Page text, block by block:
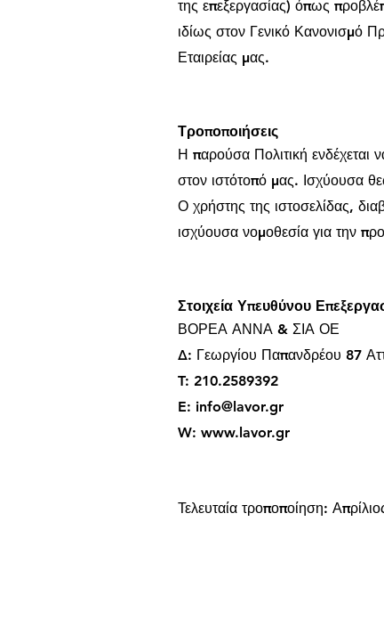
της επεξεργασίας) όπως
ιδίως στον Γενικό Κανονισμό
Εταιρείας μας.
Τροποποιήσεις
Η παρούσα Πολιτική ενδέχεται
στον ιστότοπό μας. Ισχύουσα
Ο χρήστης της ιστοσελίδας,
ισχύουσα νομοθεσία για την
Στοιχεία Υπευθύνου
ΒΟΡΕΑ ΑΝΝΑ & ΣΙΑ ΟΕ
Δ: Γεωργίου Παπανδρέου 87
T: 210.2589392
E: info@lavor.gr
W: www.lavor.gr
Τελευταία τροποποίηση: